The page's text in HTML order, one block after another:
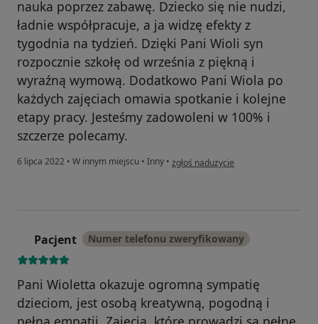
nauka poprzez zabawę. Dziecko się nie nudzi,
ładnie współpracuje, a ja widzę efekty z
tygodnia na tydzień. Dzięki Pani Wioli syn
rozpocznie szkołę od września z piękną i
wyraźną wymową. Dodatkowo Pani Wiola po
każdych zajęciach omawia spotkanie i kolejne
etapy pracy. Jesteśmy zadowoleni w 100% i
szczerze polecamy.
6 lipca 2022 • W innym miejscu • Inny • w opinii użytkownika Marzena i
zgłoś nadużycie
Pacjent Numer telefonu zweryfikowany
Pani Wioletta okazuje ogromną sympatię
dzieciom, jest osobą kreatywną, pogodną i